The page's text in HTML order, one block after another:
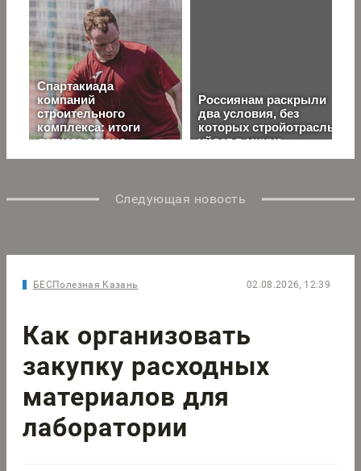
Следующая новость
БЕСПолезная Казань 02.08.2026, 12:39
Как организовать
закупку расходных
материалов для
лаборатории